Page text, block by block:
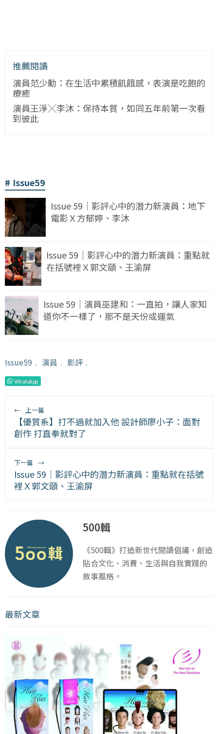
推薦閱讀
演員范少勳：在生活中累積飢餓感，表演是吃飽的
療癒
演員王淨╳李沐：保持本質，如同五年前第一次看
到彼此
Issue59
Issue 59｜影評心中的潛力新演員：地下
電影Ｘ方郁婷、李沐
Issue 59｜影評心中的潛力新演員：重點就
在括號裡Ｘ郭文頤、王渝屏
Issue 59｜演員巫建和：一直拍，讓人家知
道你不一樣了，那不是天份或運氣
Issue59 ﹒ 演員 ﹒ 影評 ﹒
WhatsApp
← 上一篇
【優質系】打不過就加入他 設計師廖小子：面對
創作 打直拳就對了
下一篇 →
Issue 59｜影評心中的潛力新演員：重點就在括號
裡Ｘ郭文頤、王渝屏
500輯
《500輯》打造新世代閱讀倡議，創造
貼合文化、消費、生活與自我實踐的
敘事風格。
最新文章